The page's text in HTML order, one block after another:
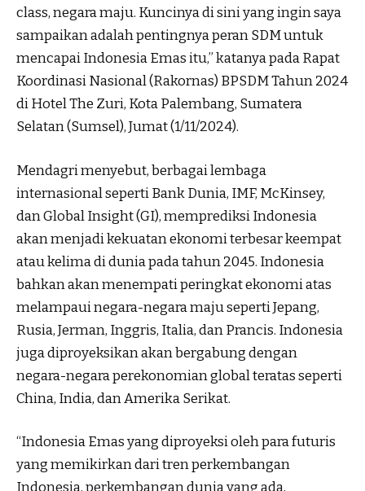
class, negara maju. Kuncinya di sini yang ingin saya
sampaikan adalah pentingnya peran SDM untuk
mencapai Indonesia Emas itu,” katanya pada Rapat
Koordinasi Nasional (Rakornas) BPSDM Tahun 2024
di Hotel The Zuri, Kota Palembang, Sumatera
Selatan (Sumsel), Jumat (1/11/2024).
Mendagri menyebut, berbagai lembaga
internasional seperti Bank Dunia, IMF, McKinsey,
dan Global Insight (GI), memprediksi Indonesia
akan menjadi kekuatan ekonomi terbesar keempat
atau kelima di dunia pada tahun 2045. Indonesia
bahkan akan menempati peringkat ekonomi atas
melampaui negara-negara maju seperti Jepang,
Rusia, Jerman, Inggris, Italia, dan Prancis. Indonesia
juga diproyeksikan akan bergabung dengan
negara-negara perekonomian global teratas seperti
China, India, dan Amerika Serikat.
“Indonesia Emas yang diproyeksi oleh para futuris
yang memikirkan dari tren perkembangan